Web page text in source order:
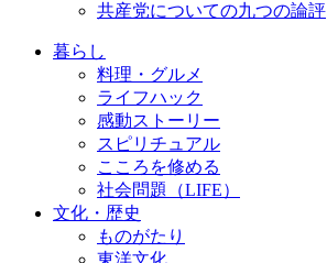
共産党についての九つの論評
暮らし
料理・グルメ
ライフハック
感動ストーリー
スピリチュアル
こころを修める
社会問題（LIFE）
文化・歴史
ものがたり